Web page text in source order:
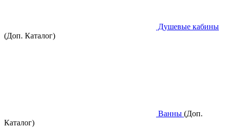
Душевые кабины
(Доп. Каталог)
Ванны (Доп.
Каталог)